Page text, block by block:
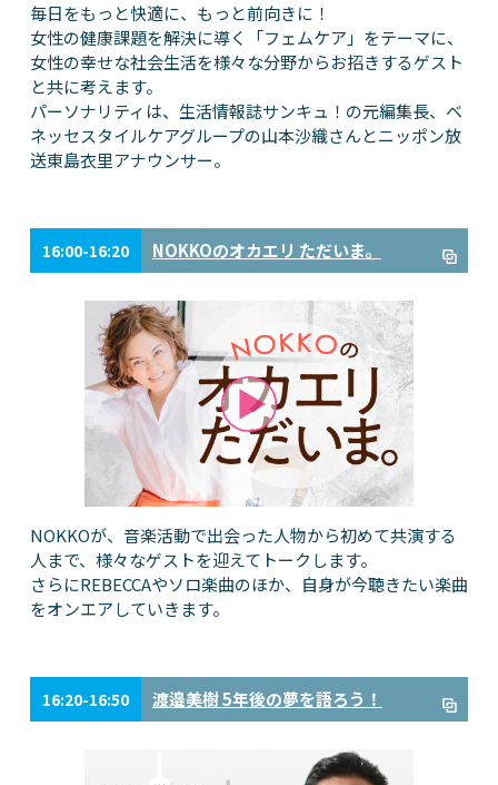
毎日をもっと快適に、もっと前向きに！
女性の健康課題を解決に導く「フェムケア」をテーマに、
女性の幸せな社会生活を様々な分野からお招きするゲスト
と共に考えます。
パーソナリティは、生活情報誌サンキュ！の元編集長、ベ
ネッセスタイルケアグループの山本沙織さんとニッポン放
送東島衣里アナウンサー。
16:00-16:20 NOKKOのオカエリ ただいま。
NOKKOが、音楽活動で出会った人物から初めて共演する
人まで、様々なゲストを迎えてトークします。
さらにREBECCAやソロ楽曲のほか、自身が今聴きたい楽曲
をオンエアしていきます。
16:20-16:50 渡邉美樹 5年後の夢を語ろう！